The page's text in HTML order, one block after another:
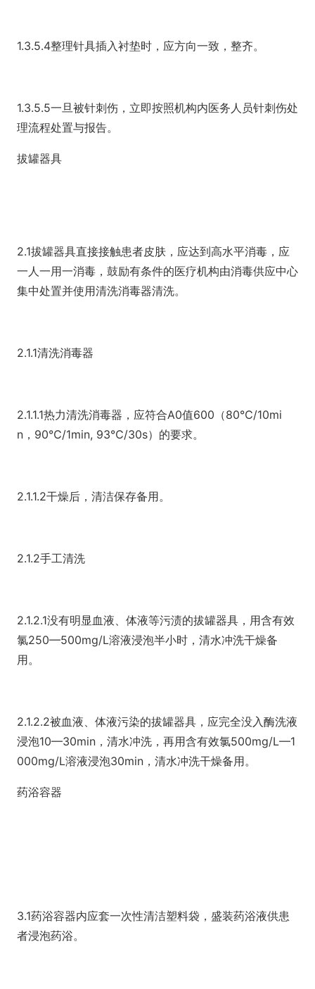
1.3.5.4整理针具插入衬垫时，应方向一致，整齐。
1.3.5.5一旦被针刺伤，立即按照机构内医务人员针刺伤处
理流程处置与报告。
拔罐器具
2.1拔罐器具直接接触患者皮肤，应达到高水平消毒，应
一人一用一消毒，鼓励有条件的医疗机构由消毒供应中心
集中处置并使用清洗消毒器清洗。
2.1.1清洗消毒器
2.1.1.1热力清洗消毒器，应符合A0值600（80℃/10mi
n，90℃/1min, 93℃/30s）的要求。
2.1.1.2干燥后，清洁保存备用。
2.1.2手工清洗
2.1.2.1没有明显血液、体液等污渍的拔罐器具，用含有效
氯250—500mg/L溶液浸泡半小时，清水冲洗干燥备
用。
2.1.2.2被血液、体液污染的拔罐器具，应完全没入酶洗液
浸泡10—30min，清水冲洗，再用含有效氯500mg/L—1
000mg/L溶液浸泡30min，清水冲洗干燥备用。
药浴容器
3.1药浴容器内应套一次性清洁塑料袋，盛装药浴液供患
者浸泡药浴。